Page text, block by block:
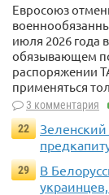
Евросоюз
июля 2026 года
обязывающем
распоряжении
применяться
3 комментария
22
29
В